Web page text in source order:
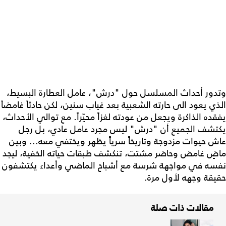
وتدور أحداث المسلسل حول "درش"، عامل العطارة البسيط،
الذي يعود الى حارته الشعبية بعد غياب سنين، لكن حادثاً غامضاً
يفقده الذاكرة ويجعل من عودته لغزاً محيّراً. مع توالي الأحداث،
يكتشف الجميع أن "درش" ليس مجرد عامل عادي، بل رجل
عاش حيوات مزدوجة وتاريخاً سرياً يظهر ويختفي معه... وبين
ماضٍ غامض وحاضر مشتت، تنكشف طبقات حياته الخفية، ليجد
نفسه في مواجهة شرسة مع أشباح الماضي وأعداء يكتشفون
حقيقة وجهه لأول مرة.
مقالات ذات صلة